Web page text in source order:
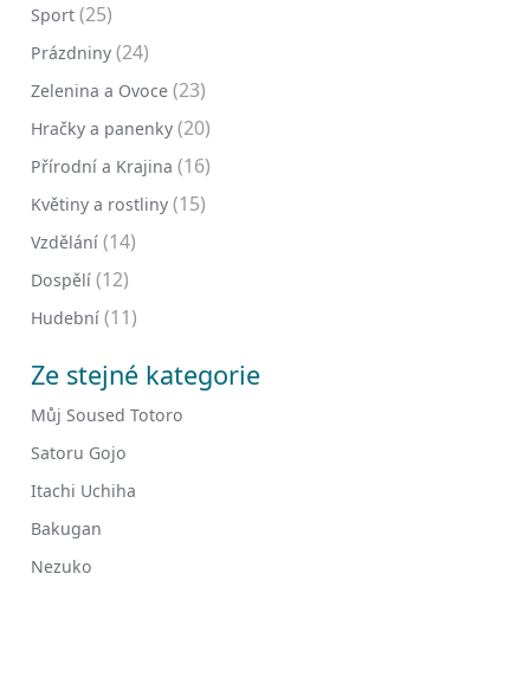
Sport (25)
Prázdniny (24)
Zelenina a Ovoce (23)
Hračky a panenky (20)
Přírodní a Krajina (16)
Květiny a rostliny (15)
Vzdělání (14)
Dospělí (12)
Hudební (11)
Ze stejné kategorie
Můj Soused Totoro
Satoru Gojo
Itachi Uchiha
Bakugan
Nezuko